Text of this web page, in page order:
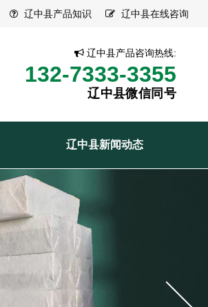
辽中县产品知识 辽中县在线咨询
辽中县产品咨询热线:
132-7333-3355
辽中县微信同号
辽中县新闻动态